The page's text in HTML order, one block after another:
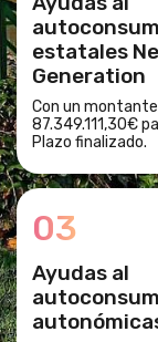
estatales
Generation
Con un
87.349.111,30€
Plazo finalizado.
03
Ayudas al